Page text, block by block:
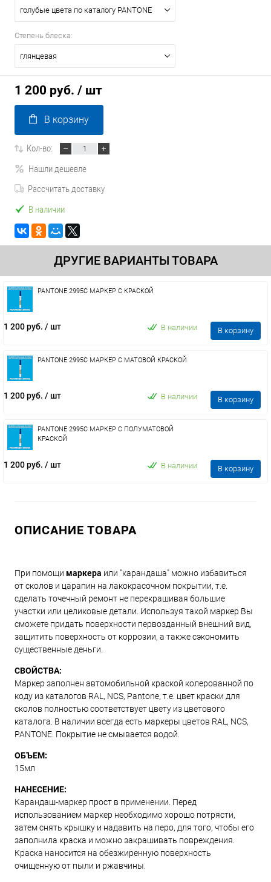
голубые цвета по каталогу PANTONE
Степень блеска:
глянцевая
1 200 руб. / шт
В корзину
Кол-во:
Нашли дешевле
Рассчитать доставку
В наличии
ДРУГИЕ ВАРИАНТЫ ТОВАРА
PANTONE 2995C МАРКЕР С КРАСКОЙ
1 200 руб. / шт В наличии В корзину
PANTONE 2995C МАРКЕР С МАТОВОЙ КРАСКОЙ
1 200 руб. / шт В наличии В корзину
PANTONE 2995C МАРКЕР С ПОЛУМАТОВОЙ
КРАСКОЙ
1 200 руб. / шт В наличии В корзину
ОПИСАНИЕ ТОВАРА
При помощи маркера или "карандаша" можно избавиться
от сколов и царапин на лакокрасочном покрытии, т.е.
сделать точечный ремонт не перекрашивая большие
участки или целиковые детали. Используя такой маркер Вы
сможете придать поверхности первозданный внешний вид,
защитить поверхность от коррозии, а также сэкономить
существенные деньги.
СВОЙСТВА:
Маркер заполнен автомобильной краской колерованной по
коду из каталогов RAL, NCS, Pantone, т.е. цвет краски для
сколов полностью соответствует цвету из цветового
каталога. В наличии всегда есть маркеры цветов RAL, NCS,
PANTONE. Покрытие не смывается водой.
ОБЪЕМ:
15мл
НАНЕСЕНИЕ:
Карандаш-маркер прост в применении. Перед
использованием маркер необходимо хорошо потрясти,
затем снять крышку и надавить на перо, для того, чтобы его
заполнила краска и можно закрашивать повреждения.
Краска наносится на обезжиренную поверхность
очищенную от пыли и ржавчины.